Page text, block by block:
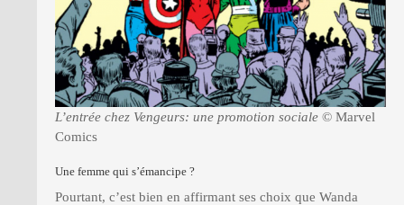
L’entrée chez Vengeurs: une promotion sociale © Marvel
Comics
Une femme qui s’émancipe ?
Pourtant, c’est bien en affirmant ses choix que Wanda